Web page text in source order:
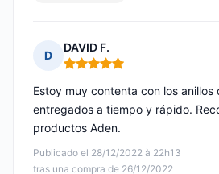
D
DAVID F.
Nota: 5 de 5
Publicado el 28/12/2022 à 22h13
tras una compra de 26/12/2022
Estoy muy contenta con los
entregados a tiempo y rápido.
productos Aden.